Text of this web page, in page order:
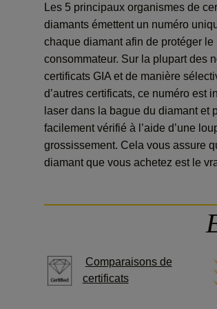
Les 5 principaux organismes de
diamants émettent un numéro
chaque diamant afin de protéger le
consommateur. Sur la plupart des
certificats GIA et de manière
d’autres certificats, ce numéro est
laser dans la bague du diamant et
facilement vérifié à l’aide d’une
grossissement. Cela vous assure
diamant que vous achetez est le
Comparaisons de
certificats